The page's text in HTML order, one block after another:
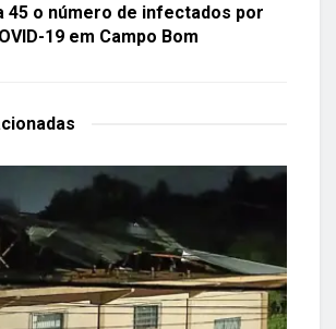
45 o número de infectados por
19 em Campo Bom